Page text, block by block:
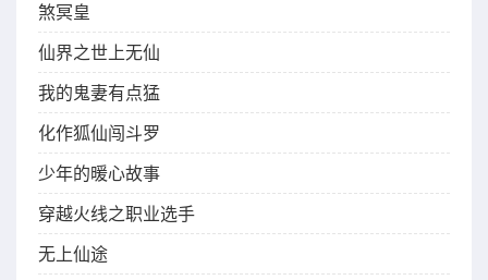
煞冥皇
仙界之世上无仙
我的鬼妻有点猛
化作狐仙闯斗罗
少年的暖心故事
穿越火线之职业选手
无上仙途